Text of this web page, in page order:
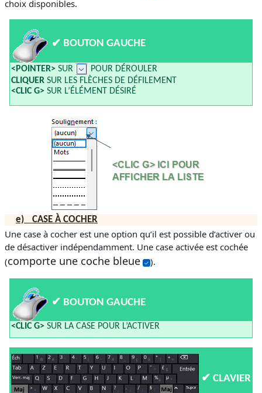
choix disponibles.
✔ BOUTON GAUCHE
<POINTER>SUR
POUR DÉROULER
CLIQUERSUR LES FLÈCHES DE DÉFILEMENT
<CLIC G>SUR L’ÉLÉMENT DÉSIRÉ
e) CASE À COCHER
Une case à cocher est une option qu’il est possible d’activer ou
de désactiver indépendamment. Une case activée est cochée
(comporte une coche bleue ).
✔ BOUTON GAUCHE
<CLIC G>SUR LA CASE POUR L’ACTIVER
✔ CLAVIER